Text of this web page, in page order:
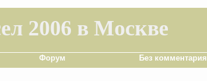
2006 в Москве
Форум Без комментария